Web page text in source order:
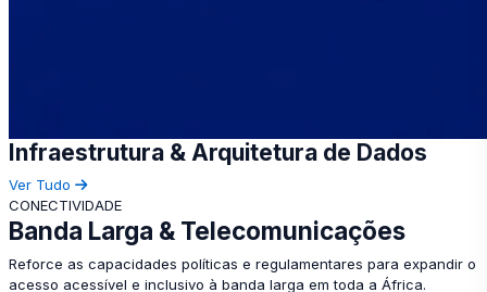
Infraestrutura & Arquitetura de Dados
Ver Tudo
CONECTIVIDADE
Banda Larga & Telecomunicações
Reforce as capacidades políticas e regulamentares para expandir o
acesso acessível e inclusivo à banda larga em toda a África.